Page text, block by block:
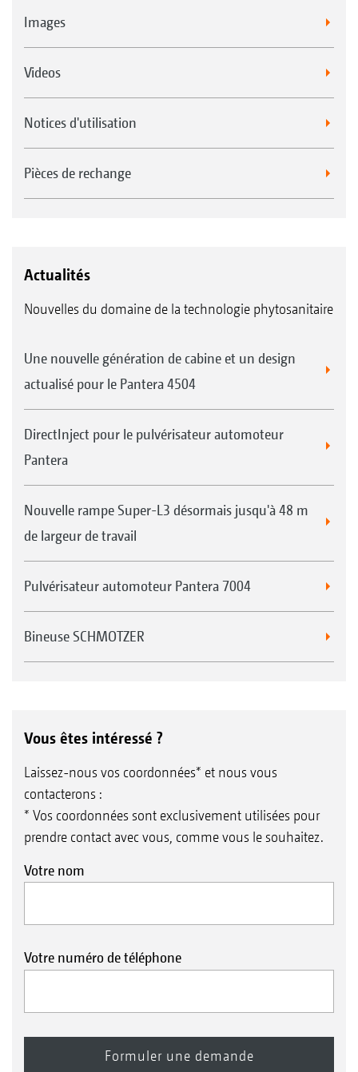
Images
Videos
Notices d'utilisation
Pièces de rechange
Actualités
Nouvelles du domaine de la technologie phytosanitaire
Une nouvelle génération de cabine et un design
actualisé pour le Pantera 4504
DirectInject pour le pulvérisateur automoteur
Pantera
Nouvelle rampe Super-L3 désormais jusqu'à 48 m
de largeur de travail
Pulvérisateur automoteur Pantera 7004
Bineuse SCHMOTZER
Vous êtes intéressé ?
Laissez-nous vos coordonnées* et nous vous
contacterons :
* Vos coordonnées sont exclusivement utilisées pour
prendre contact avec vous, comme vous le souhaitez.
Votre nom
Votre numéro de téléphone